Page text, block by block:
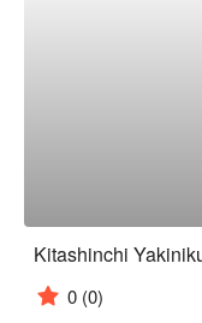
Kitashinchi
0 (0)